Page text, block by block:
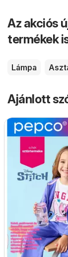
Az akciós
termékek
Lámpa
Ajánlott